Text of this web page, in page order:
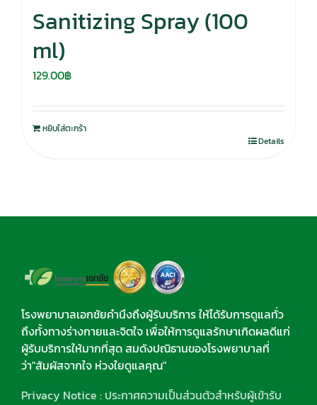
Sanitizing Spray (100
ml)
129.00฿
หยิบใส่ตะกร้า
Details
โรงพยาบาลเอกชัยคำนึงถึงผู้รับบริการ ให้ได้รับการดูแลทั่ว
ถึงทั้งทางร่างกายและจิตใจ เพื่อให้การดูแลรักษาเกิดผลดีแก่
ผู้รับบริการให้มากที่สุด สมดังปณิธานของโรงพยาบาลที่
ว่า"สัมผัสจากใจ ห่วงใยดูแลคุณ"
Privacy Notice : ประกาศความเป็นส่วนตัวสำหรับผู้เข้ารับ